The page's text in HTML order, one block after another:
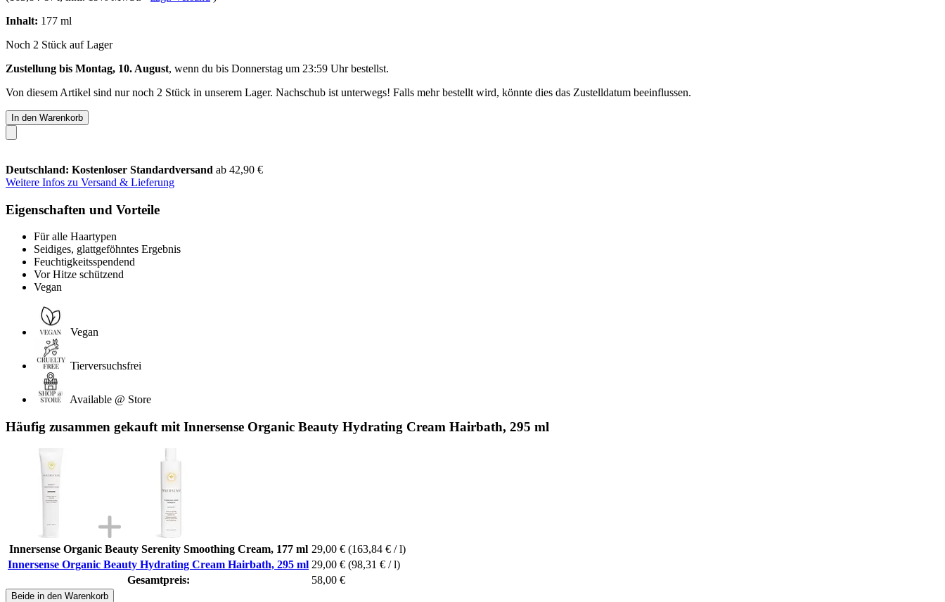
Inhalt: 177 ml
Noch 2 Stück auf Lager
Zustellung bis Montag, 10. August, wenn du bis Donnerstag um 23:59 Uhrbestellst.
Von diesem Artikel sind nur noch 2 Stück in unserem Lager. Nachschub ist unterwegs! Falls mehr bestellt wird, könnte dies das Zustelldatum beeinflussen.
In den Warenkorb
Deutschland: Kostenloser Standardversand ab 42,90 €
Weitere Infos zu Versand & Lieferung
Eigenschaften und Vorteile
Für alle Haartypen
Seidiges, glattgeföhntes Ergebnis
Feuchtigkeitsspendend
Vor Hitze schützend
Vegan
Vegan
Tierversuchsfrei
Available @ Store
Häufig zusammen gekauft mit Innersense Organic Beauty Hydrating Cream Hairbath, 295 ml
Innersense Organic Beauty Serenity Smoothing Cream, 177 ml 29,00 € (163,84 € / l)
Innersense Organic Beauty Hydrating Cream Hairbath, 295 ml 29,00 € (98,31 € / l)
Gesamtpreis:
58,00 €
Beide in den Warenkorb